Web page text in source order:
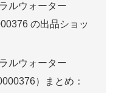
ルウォーター
の出品ショッ
ルウォーター
）まとめ：